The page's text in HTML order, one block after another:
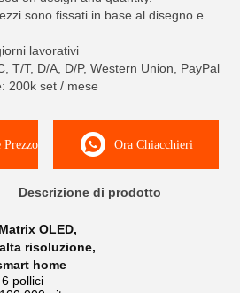
sono fissati in base al disegno e
lavorativi
T/T, D/A, D/P, Western Union, PayPal
200k set / mese
Ora Chiacchieri
Descrizione di prodotto
OLED,
risoluzione,
home
pollici